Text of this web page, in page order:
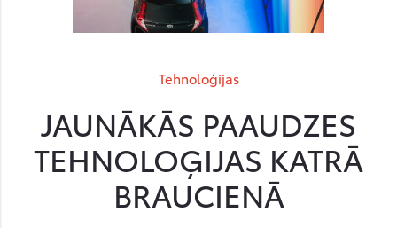
Tehnoloģijas
JAUNĀKĀS PAAUDZES
TEHNOLOĢIJAS KATRĀ
BRAUCIENĀ